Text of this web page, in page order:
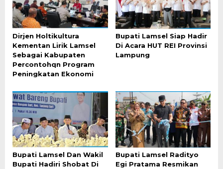
Dirjen Holtikultura
Kementan Lirik Lamsel
Sebagai Kabupaten
Percontohqn Program
Peningkatan Ekonomi
Bupati Lamsel Siap Hadir
Di Acara HUT REI Provinsi
Lampung
Bupati Lamsel Dan Wakil
Bupati Hadiri Shobat Di
Bupati Lamsel Radityo
Egi Pratama Resmikan